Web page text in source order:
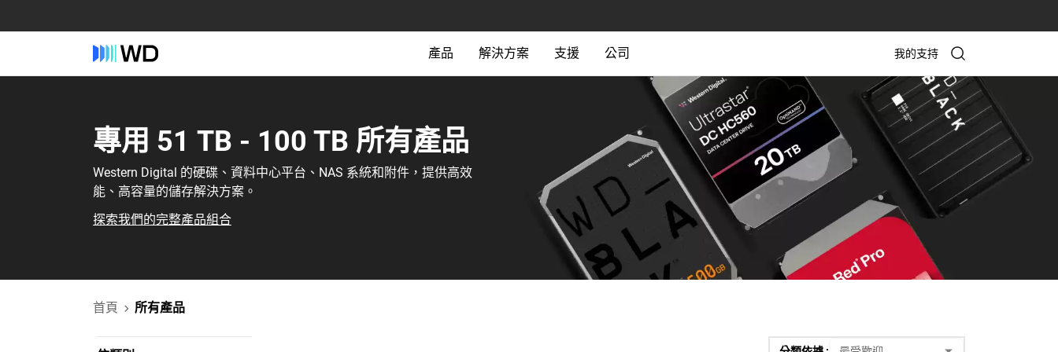
產品 解決方案 支援 公司 我的支持
專用‎ 51 TB - 100 TB‎ 所有產品‎
Western Digital 的硬碟、資料中心平台、NAS 系統和附件，提供高效
能、高容量的儲存解決方案。
探索我們的完整產品組合
首頁 所有產品